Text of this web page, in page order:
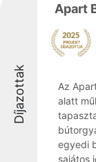
Díjazottak
Apart
Az
alatt
egyedi
sajátos